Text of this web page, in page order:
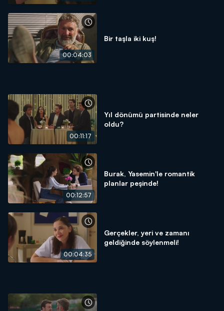
00:04:03
Bir taşla iki kuş!
00:11:17
Yıl dönümü partisinde neler
oldu?
00:12:57
Burak, Yasemin'le romantik
planlar peşinde!
00:04:35
Gerçekler, yeri ve zamanı
geldiğinde söylenmeli!